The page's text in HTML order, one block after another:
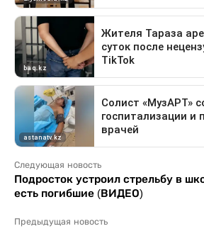
Следующая новость
Подросток устроил стрельбу в
есть погибшие (ВИДЕО)
Предыдущая новость